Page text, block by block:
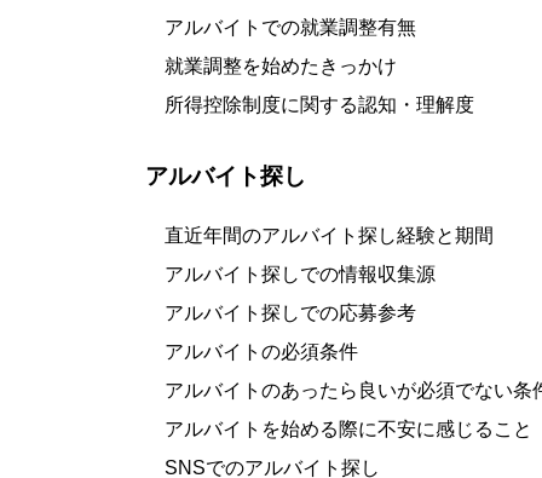
アルバイトでの就業調整有無
就業調整を始めたきっかけ
所得控除制度に関する認知・理解度
アルバイト探し
直近年間のアルバイト探し経験と期間
アルバイト探しでの情報収集源
アルバイト探しでの応募参考
アルバイトの必須条件
アルバイトのあったら良いが必須でない条
アルバイトを始める際に不安に感じること
SNSでのアルバイト探し